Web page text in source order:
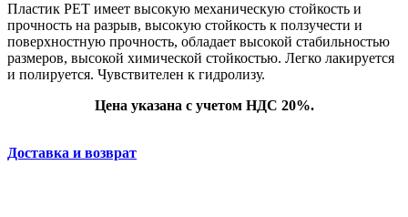
Пластик PET имеет высокую механическую стойкость и
прочность на разрыв, высокую стойкость к ползучести и
поверхностную прочность, обладает высокой стабильностью
размеров, высокой химической стойкостью. Легко лакируется
и полируется. Чувствителен к гидролизу.
Цена указана с учетом НДС 20%.
Доставка и возврат